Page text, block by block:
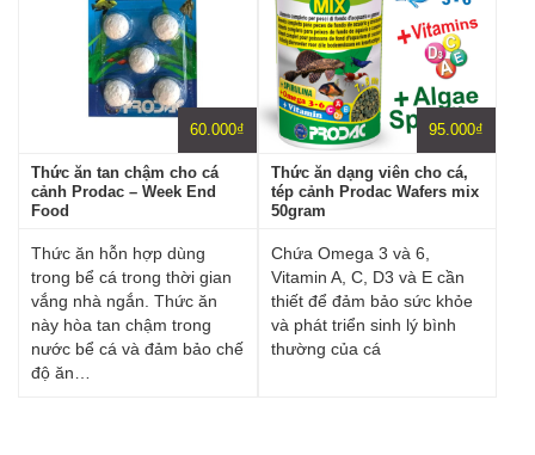
60.000₫
Thức ăn tan chậm cho cá
cảnh Prodac – Week End
Food
Thức ăn hỗn hợp dùng
trong bể cá trong thời gian
vắng nhà ngắn. Thức ăn
này hòa tan chậm trong
nước bể cá và đảm bảo chế
độ ăn…
95.000₫
Thức ăn dạng viên cho cá,
tép cảnh Prodac Wafers mix
50gram
Chứa Omega 3 và 6,
Vitamin A, C, D3 và E cần
thiết để đảm bảo sức khỏe
và phát triển sinh lý bình
thường của cá